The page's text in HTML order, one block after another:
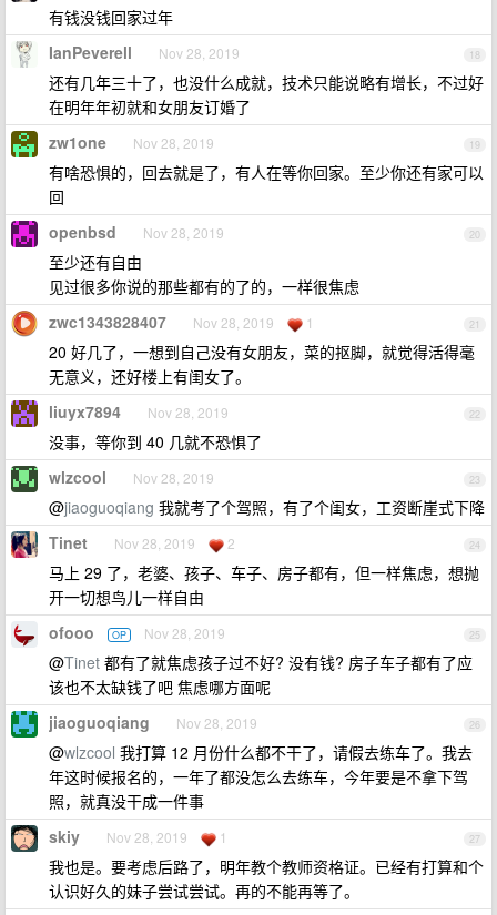
有钱没钱回家过年
18
IanPeverell Nov 28, 2019
还有几年三十了，也没什么成就，技术只能说略有增长，不过好
在明年年初就和女朋友订婚了
19
zw1one Nov 28, 2019
有啥恐惧的，回去就是了，有人在等你回家。至少你还有家可以
回
20
openbsd Nov 28, 2019
至少还有自由
见过很多你说的那些都有的了的，一样很焦虑
21
zwc1343828407 Nov 28, 2019 1
20 好几了，一想到自己没有女朋友，菜的抠脚，就觉得活得毫
无意义，还好楼上有闺女了。
22
liuyx7894 Nov 28, 2019
没事，等你到 40 几就不恐惧了
23
wlzcool Nov 28, 2019
@jiaoguoqiang 我就考了个驾照，有了个闺女，工资断崖式下降
24
Tinet Nov 28, 2019 2
马上 29 了，老婆、孩子、车子、房子都有，但一样焦虑，想抛
开一切想鸟儿一样自由
25
ofooo OP Nov 28, 2019
@Tinet 都有了就焦虑孩子过不好? 没有钱? 房子车子都有了应
该也不太缺钱了吧 焦虑哪方面呢
26
jiaoguoqiang Nov 28, 2019
@wlzcool 我打算 12 月份什么都不干了，请假去练车了。我去
年这时候报名的，一年了都没怎么去练车，今年要是不拿下驾
照，就真没干成一件事
27
skiy Nov 28, 2019 1
我也是。要考虑后路了，明年教个教师资格证。已经有打算和个
认识好久的妹子尝试尝试。再的不能再等了。